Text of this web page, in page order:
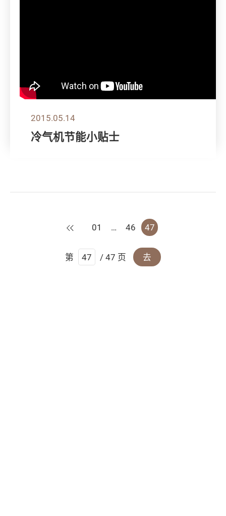
2015.05.14
冷气机节能小贴士
上一页
01 … 46 47
第 / 47 页 去